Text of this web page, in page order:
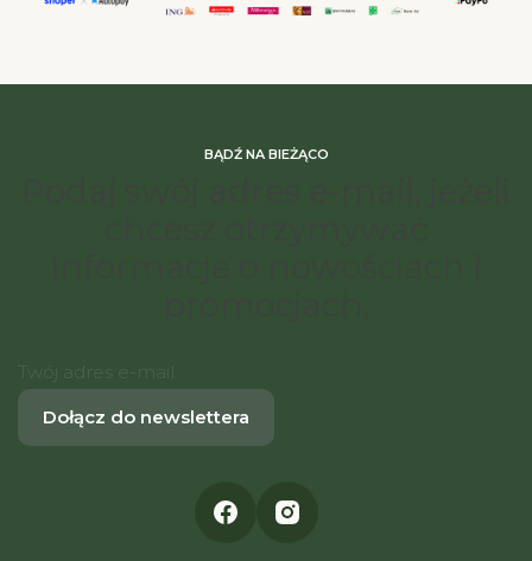
BĄDŹ NA BIEŻĄCO
Twój adres e-mail
Dołącz do newslettera